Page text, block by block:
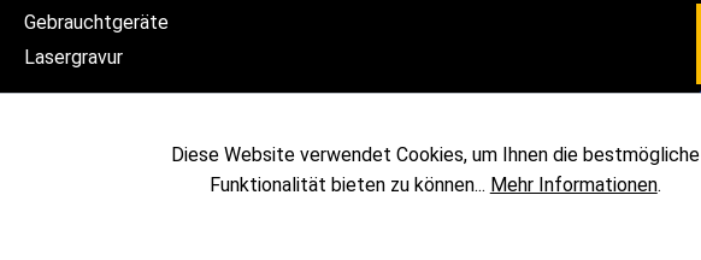
Gebrauchtgeräte
Lasergravur
Diese Website verwendet Cookies, um Ihnen die bestmögliche
Funktionalität bieten zu können... Mehr Informationen.